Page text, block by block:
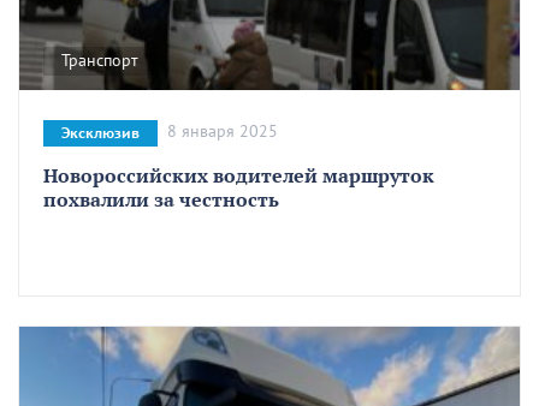
Транспорт
Новороссийских водителей маршруток
похвалили за честность
Эксклюзив 8 января 2025